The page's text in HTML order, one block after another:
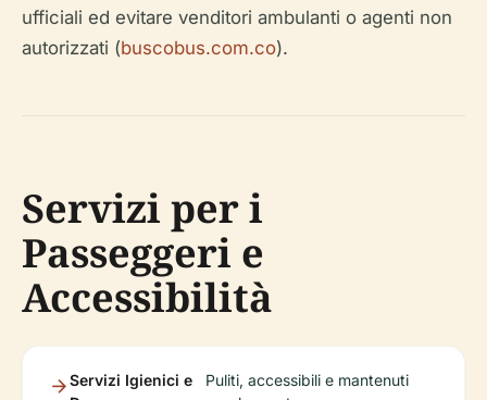
ufficiali ed evitare venditori ambulanti o agenti non
autorizzati (buscobus.com.co).
Servizi per i
Passeggeri e
Accessibilità
Servizi Igienici e
Puliti, accessibili e mantenuti